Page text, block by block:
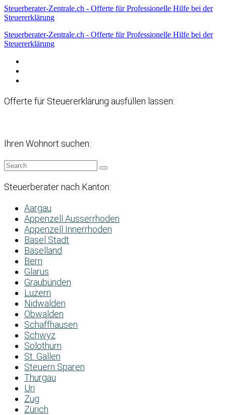
Steuerberater-Zentrale.ch - Offerte für Professionelle Hilfe bei der
Steuererklärung
Steuerberater-Zentrale.ch - Offerte für Professionelle Hilfe bei der
Steuererklärung
Offerte für Steuererklärung ausfüllen lassen:
Ihren Wohnort suchen:
Steuerberater nach Kanton:
Aargau
Appenzell Ausserrhoden
Appenzell Innerrhoden
Basel Stadt
Baselland
Bern
Glarus
Graubünden
Luzern
Nidwalden
Obwalden
Schaffhausen
Schwyz
Solothurn
St. Gallen
Steuern Sparen
Thurgau
Uri
Zug
Zürich